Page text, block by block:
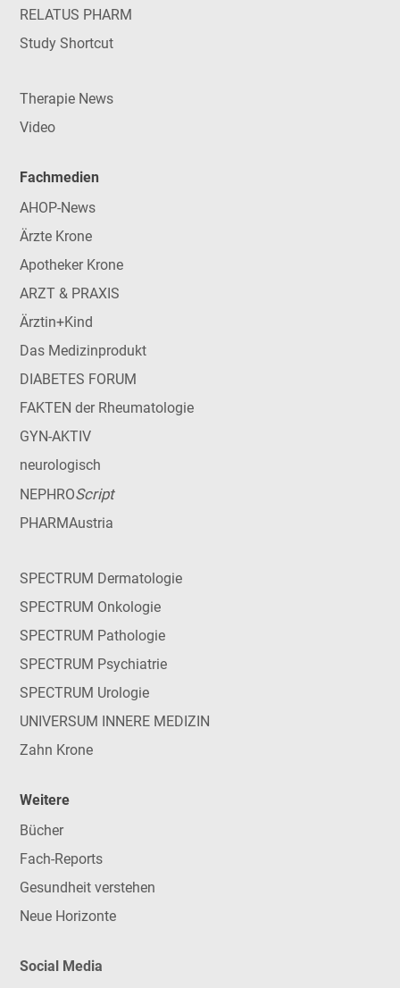
RELATUS PHARM
Study Shortcut
Therapie News
Video
Fachmedien
AHOP-News
Ärzte Krone
Apotheker Krone
ARZT & PRAXIS
Ärztin+Kind
Das Medizinprodukt
DIABETES FORUM
FAKTEN der Rheumatologie
GYN-AKTIV
neurologisch
NEPHROScript
PHARMAustria
SPECTRUM Dermatologie
SPECTRUM Onkologie
SPECTRUM Pathologie
SPECTRUM Psychiatrie
SPECTRUM Urologie
UNIVERSUM INNERE MEDIZIN
Zahn Krone
Weitere
Bücher
Fach-Reports
Gesundheit verstehen
Neue Horizonte
Social Media